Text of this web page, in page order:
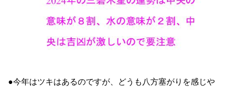
●今年はツキはあるのですが、どうも八方塞がりを感じや